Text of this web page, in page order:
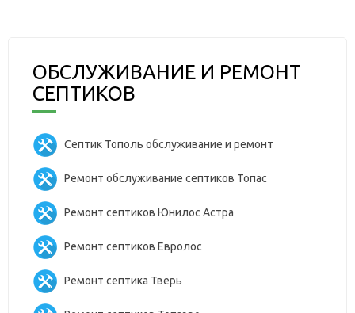
ОБСЛУЖИВАНИЕ И РЕМОНТ
СЕПТИКОВ
Септик Тополь обслуживание и ремонт
Ремонт обслуживание септиков Топас
Ремонт септиков Юнилос Астра
Ремонт септиков Евролос
Ремонт септика Тверь